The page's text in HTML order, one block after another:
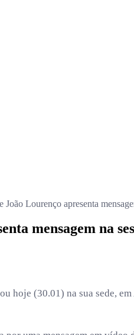
João Lourenço apresenta
mensagem na
hoje (30.01) na sua sede, em